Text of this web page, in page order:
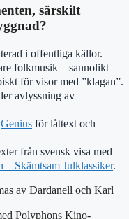
särskilt
i offentliga källor.
folkmusik – sannolikt
för visor med ”klagan”.
avlyssning av
Genius för låttext och
från svensk visa med
Skämtsam Julklassiker.
av Dardanell och Karl
Polyphons Kino-